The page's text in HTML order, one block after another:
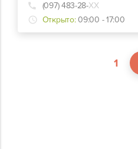
(097) 483-28-ХХ
Открыто: 09:00 - 17:00
1